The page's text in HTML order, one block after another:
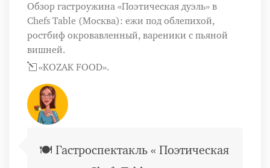
Обзор гастроужина «Поэтическая дуэль» в
Chefs Table (Москва): ежи под облепихой,
ростбиф окровавленный, вареники с пьяной
вишней.
«KOZAK FOOD».
🍽️ Гастроспектакль « Поэтическая